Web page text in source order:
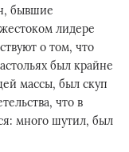
бывшие
лидере
о том, что
был крайне
массы, был скуп
что в
много шутил, был